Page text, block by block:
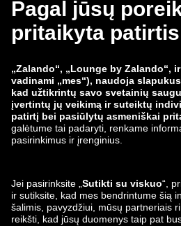
zalando-lounge.be
zalando-lounge.fi
zalando-lounge.co.uk
zalando-prive.es
zalando-lounge.lt
zalando-lounge.si
zalando-lounge.lu